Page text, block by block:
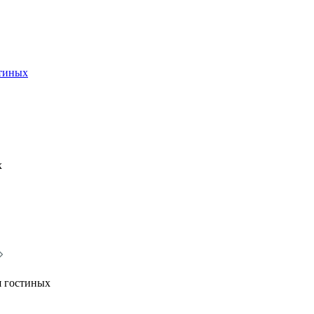
гостиных